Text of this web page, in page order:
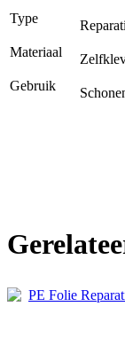
Type
Materiaal
Gebruik